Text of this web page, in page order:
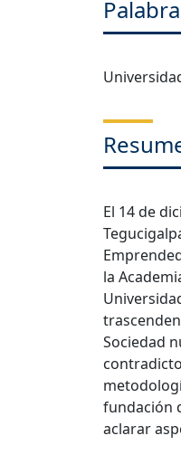
El 14 de
la
Sociedad
fundación
aclarar